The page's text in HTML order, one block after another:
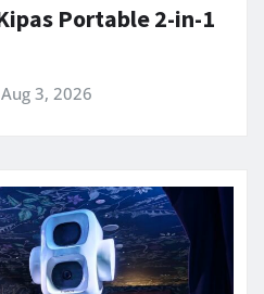
Portable 2-in-1
Aug 3, 2026